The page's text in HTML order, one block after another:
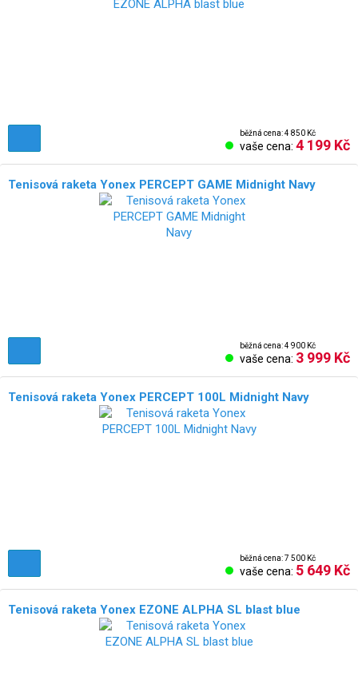
běžná cena: 4 850 Kč
vaše cena: 4 199 Kč
Tenisová raketa Yonex PERCEPT GAME Midnight Navy
běžná cena: 4 900 Kč
vaše cena: 3 999 Kč
Tenisová raketa Yonex PERCEPT 100L Midnight Navy
běžná cena: 7 500 Kč
vaše cena: 5 649 Kč
Tenisová raketa Yonex EZONE ALPHA SL blast blue